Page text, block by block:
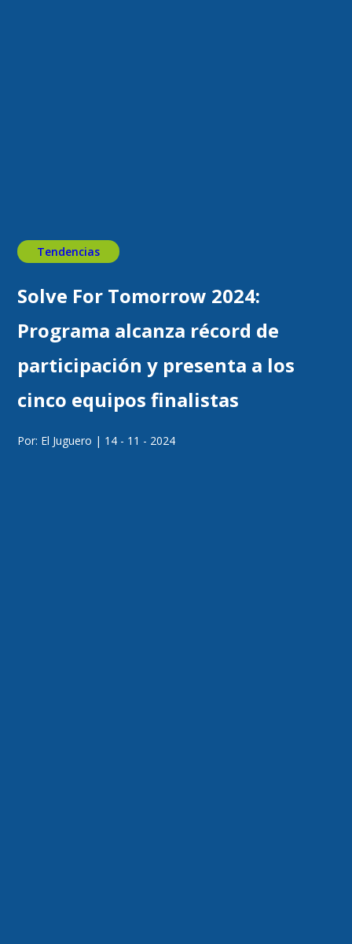
Tendencias
Solve For Tomorrow 2024:
Programa alcanza récord de
participación y presenta a los
cinco equipos finalistas
Por: El Juguero | 14 - 11 - 2024